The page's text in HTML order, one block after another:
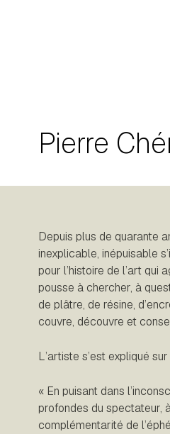
Pierre
Depuis plus de quarante
inexplicable, inépuisable
pour l’histoire de l’art qui
pousse à chercher, à
de plâtre, de résine,
couvre, découvre et
L’artiste s’est expliqué
« En puisant dans
profondes du spectateur,
complémentarité de